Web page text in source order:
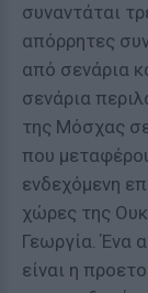
συναντάται
απόρρητες
από σενάρια
σενάρια
της Μόσχας
που
ενδεχόμενη
χώρες της
Γεωργία. Ένα
είναι η